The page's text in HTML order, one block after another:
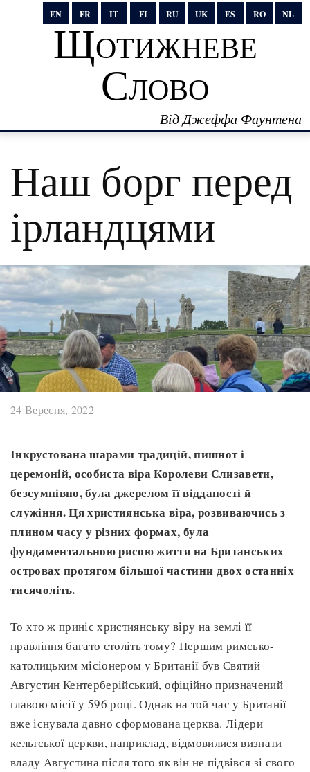
EN FR IT FI RU UK ES RO NL
Щотижневе
Слово
Від Джеффа Фаунтена
Наш борг перед
ірландцями
24 Вересня, 2022
Інкрустована шарами традицій, пишнот і
церемоній, особиста віра Королеви Єлизавети,
безсумнівно, була джерелом її відданості й
служіння. Ця християнська віра, розвиваючись з
плином часу у різних формах, була
фундаментальною рисою життя на Британських
островах протягом більшої частини двох останніх
тисячоліть.
То хто ж приніс християнську віру на землі її
правління багато століть тому? Першим римсько-
католицьким місіонером у Британії був Святий
Августин Кентерберійський, офіційно призначений
главою місії у 596 році. Однак на той час у Британії
вже існувала давно сформована церква. Лідери
кельтської церкви, наприклад, відмовилися визнати
владу Августина після того як він не підвівся зі свого